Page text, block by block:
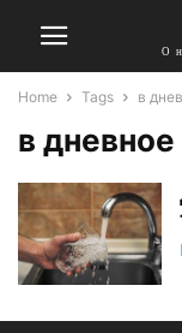
О
Home Tags в
в